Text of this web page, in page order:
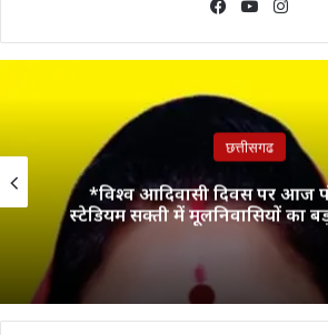
FacebookYouTube
छत्तीसगढ
*विश्व आदिवासी दिवस पर आज
स्टेडियम सक्ती में मूलनिवासियों का